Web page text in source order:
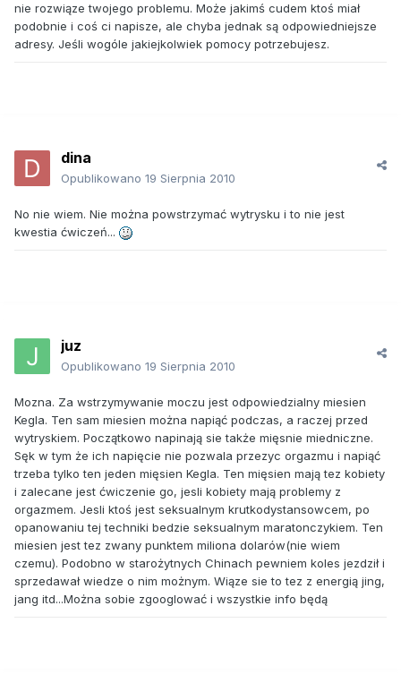
nie rozwiąze twojego problemu. Może jakimś cudem ktoś miał
podobnie i coś ci napisze, ale chyba jednak są odpowiedniejsze
adresy. Jeśli wogóle jakiejkolwiek pomocy potrzebujesz.
dina
Opublikowano 19 Sierpnia 2010
No nie wiem. Nie można powstrzymać wytrysku i to nie jest
kwestia ćwiczeń...
juz
Opublikowano 19 Sierpnia 2010
Mozna. Za wstrzymywanie moczu jest odpowiedzialny miesien
Kegla. Ten sam miesien można napiąć podczas, a raczej przed
wytryskiem. Początkowo napinają sie także mięsnie miedniczne.
Sęk w tym że ich napięcie nie pozwala przezyc orgazmu i napiąć
trzeba tylko ten jeden mięsien Kegla. Ten mięsien mają tez kobiety
i zalecane jest ćwiczenie go, jesli kobiety mają problemy z
orgazmem. Jesli ktoś jest seksualnym krutkodystansowcem, po
opanowaniu tej techniki bedzie seksualnym maratonczykiem. Ten
miesien jest tez zwany punktem miliona dolarów(nie wiem
czemu). Podobno w starożytnych Chinach pewniem koles jezdził i
sprzedawał wiedze o nim możnym. Wiąze sie to tez z energią jing,
jang itd...Można sobie zgooglować i wszystkie info będą